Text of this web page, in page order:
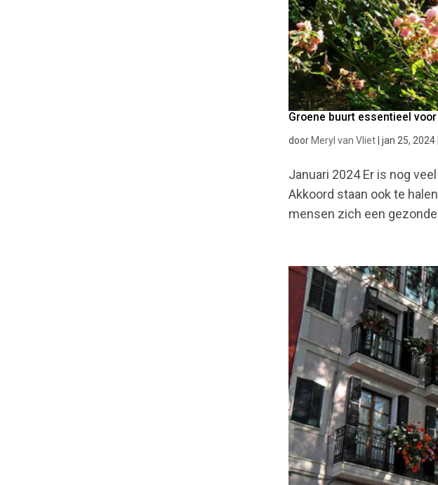
Groene buurt essentieel
door Meryl van Vliet |jan 25, 2024
Januari 2024 Er is nog
Akkoord staan ook te
mensen zich een